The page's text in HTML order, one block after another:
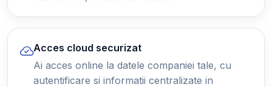
Acces cloud securizat
Ai acces online la datele companiei tale, cu
autentificare si informatii centralizate in